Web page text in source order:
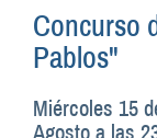
Concurso
Pablos"
Miércoles 15
Agosto a las